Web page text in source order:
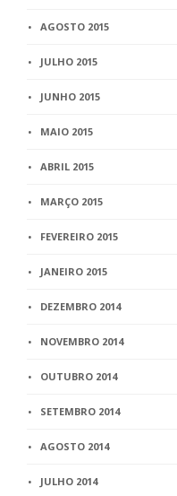
AGOSTO 2015
JULHO 2015
JUNHO 2015
MAIO 2015
ABRIL 2015
MARÇO 2015
FEVEREIRO 2015
JANEIRO 2015
DEZEMBRO 2014
NOVEMBRO 2014
OUTUBRO 2014
SETEMBRO 2014
AGOSTO 2014
JULHO 2014